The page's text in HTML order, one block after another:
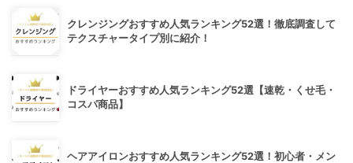
クレンジングおすすめ人気ランキング52選！徹底調査して
テクスチャータイプ別に紹介！
ドライヤーおすすめ人気ランキング52選【速乾・くせ毛・
コスパ商品】
ヘアアイロンおすすめ人気ランキング52選！初心者・メン